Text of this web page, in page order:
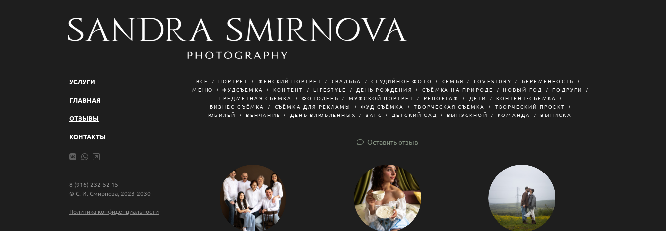
УСЛУГИ
ГЛАВНАЯ
ОТЗЫВЫ
КОНТАКТЫ
8 (916) 232-52-15
© С. И. Смирнова, 2023-2030
Политика конфиденциальности
ВСЕ ПОРТРЕТ ЖЕНСКИЙ ПОРТРЕТ СВАДЬБА СТУДИЙНОЕ ФОТО СЕМЬЯ LOVESTORY
БЕРЕМЕННОСТЬ
МЕНЮ
ФУДСЪЕМКА КОНТЕНТ LIFESTYLE ДЕНЬ РОЖДЕНИЯ СЪЁМКА НА ПРИРОДЕ НОВЫЙ ГОД
ПОДРУГИ
ПРЕДМЕТНАЯ СЪЁМКА
ФОТОДЕНЬ МУЖСКОЙ ПОРТРЕТ РЕПОРТАЖ ДЕТИ
КОНТЕНТ-СЪЁМКА
БИЗНЕС-СЪЁМКА
СЪЁМКА ДЛЯ РЕКЛАМЫ ФУД-СЪЁМКА ТВОРЧЕСКАЯ СЪЕМКА
ТВОРЧЕСКИЙ ПРОЕКТ
ЮБИЛЕЙ
ВЕНЧАНИЕ ДЕНЬ ВЛЮБЛЕННЫХ ЗАГС ДЕТСКИЙ САД ВЫПУСКНОЙ КОМАНДА ВЫПИСКА
Оставить отзыв